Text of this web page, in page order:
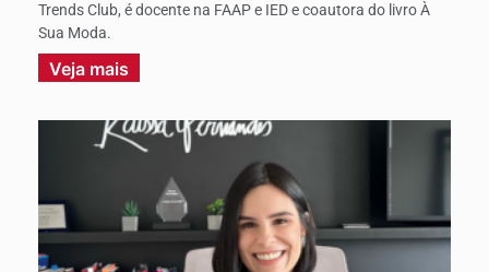
Trends Club, é docente na FAAP e IED e coautora do livro À
Sua Moda.
Veja mais